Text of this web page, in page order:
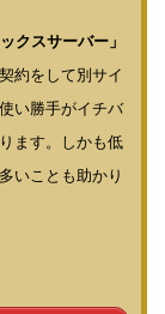
クスサーバー」
約をして別サイ
い勝手がイチバ
ます。しかも低
いことも助かり